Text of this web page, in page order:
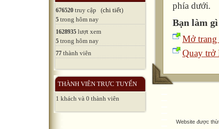
676520 truy cập (chi tiết)
5 trong hôm nay
1628935 lượt xem
5 trong hôm nay
77 thành viên
THÀNH VIÊN TRỰC TUYẾN
1 khách và 0 thành viên
phía dưới.
Bạn làm
Mở trang
Quay trở
Website được